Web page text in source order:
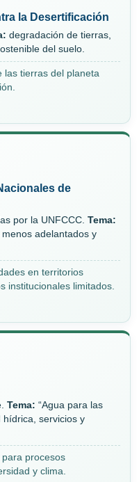
la Desertificación
degradación de tierras,
del suelo.
las tierras del planeta
de
por la UNFCCC. Tema:
adelantados y
en territorios
institucionales limitados.
Tema: “Agua para las
hídrica, servicios y
procesos
y clima.